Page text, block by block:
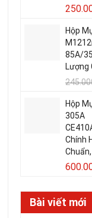
Hộp
85A/
Lượng
Hộp
305A
Chính
Bài viết mới